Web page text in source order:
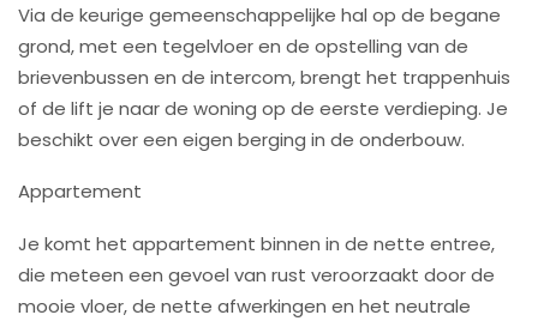
Via de keurige gemeenschappelijke hal op de begane
grond, met een tegelvloer en de opstelling van de
brievenbussen en de intercom, brengt het trappenhuis
of de lift je naar de woning op de eerste verdieping. Je
beschikt over een eigen berging in de onderbouw.
Appartement
Je komt het appartement binnen in de nette entree,
die meteen een gevoel van rust veroorzaakt door de
mooie vloer, de nette afwerkingen en het neutrale